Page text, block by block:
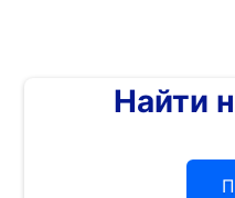
Найти